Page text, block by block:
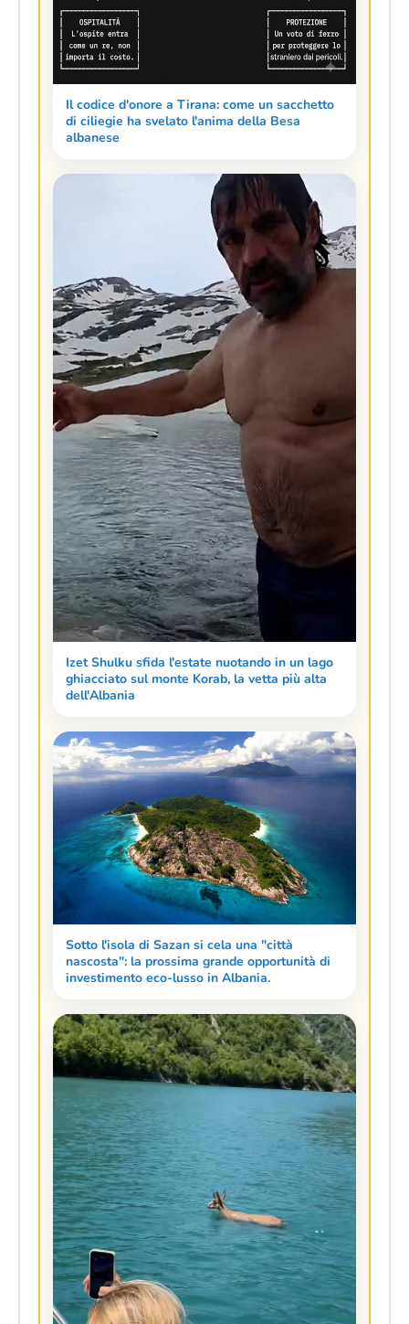
Il codice d'onore a Tirana: come un sacchetto
di ciliegie ha svelato l'anima della Besa
albanese
Izet Shulku sfida l'estate nuotando in un lago
ghiacciato sul monte Korab, la vetta più alta
dell'Albania
Sotto l'isola di Sazan si cela una "città
nascosta": la prossima grande opportunità di
investimento eco-lusso in Albania.